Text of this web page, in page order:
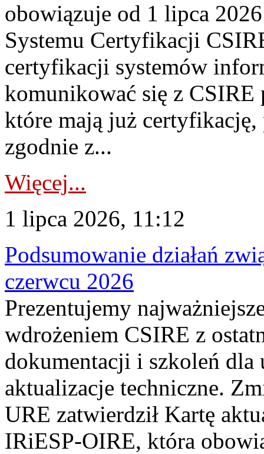
obowiązuje od 1 lipca
Systemu Certyfikacji
certyfikacji systemów
komunikować się z
które mają już
zgodnie z...
Więcej...
1 lipca 2026, 11:12
Podsumowanie działań
czerwcu 2026
Prezentujemy
wdrożeniem CSIRE z
dokumentacji i szkoleń
aktualizacje techniczne.
URE zatwierdził Kartę
IRiESP‑OIRE, która